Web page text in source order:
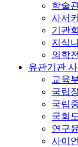
학술
사서
기관
지식
의학
유관기관
교육
국립
국립
국회
연구
사이